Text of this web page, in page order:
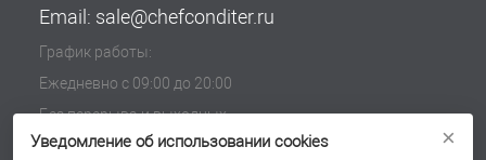
Email: sale@chefconditer.ru
График работы:
Ежедневно с 09:00 до 20:00
Без перерыва и выходных
Политика обработки cookie
Уведомление об использовании cookies ×